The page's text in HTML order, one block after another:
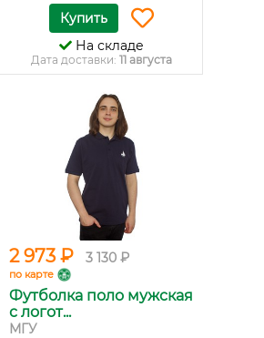
Купить
На складе
Дата доставки: 11 августа
2 973 ₽ 3 130 ₽
по карте
Футболка поло мужская
с логот...
МГУ